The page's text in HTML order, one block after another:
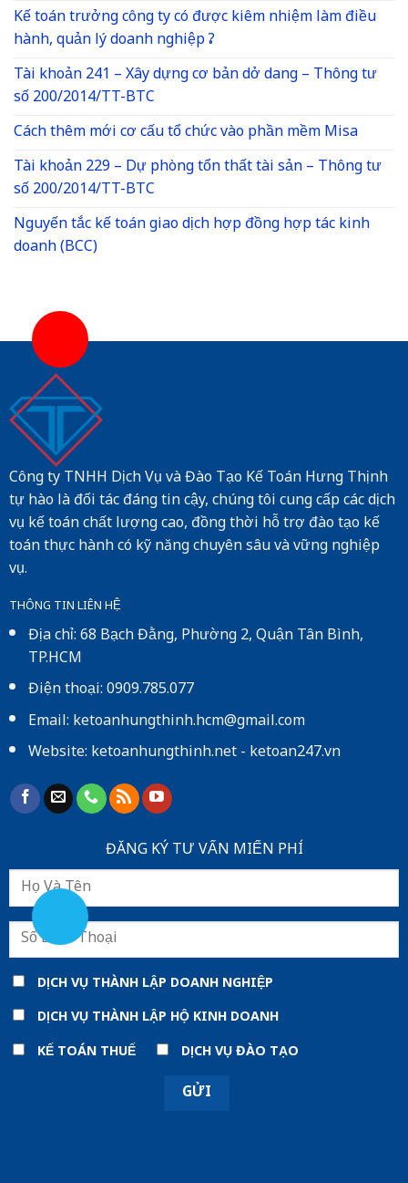
Kế toán trưởng công ty có được kiêm nhiệm làm điều
hành, quản lý doanh nghiệp ?
Tài khoản 241 – Xây dựng cơ bản dở dang – Thông tư
số 200/2014/TT-BTC
Cách thêm mới cơ cấu tổ chức vào phần mềm Misa
Tài khoản 229 – Dự phòng tổn thất tài sản – Thông tư
số 200/2014/TT-BTC
Nguyến tắc kế toán giao dịch hợp đồng hợp tác kinh
doanh (BCC)
Công ty TNHH Dịch Vụ và Đào Tạo Kế Toán Hưng Thịnh
tự hào là đối tác đáng tin cậy, chúng tôi cung cấp các dịch
vụ kế toán chất lượng cao, đồng thời hỗ trợ đào tạo kế
toán thực hành có kỹ năng chuyên sâu và vững nghiệp
vụ.
THÔNG TIN LIÊN HỆ
Địa chỉ: 68 Bạch Đằng, Phường 2, Quận Tân Bình,
TP.HCM
Điện thoại: 0909.785.077
Email: ketoanhungthinh.hcm@gmail.com
Website:ketoanhungthinh.net-ketoan247.vn
ĐĂNG KÝ TƯ VẤN MIẾN PHÍ
DỊCH VỤ THÀNH LẬP DOANH NGHIỆP
DỊCH VỤ THÀNH LẬP HỘ KINH DOANH
KẾ TOÁN THUẾ
DỊCH VỤ ĐÀO TẠO